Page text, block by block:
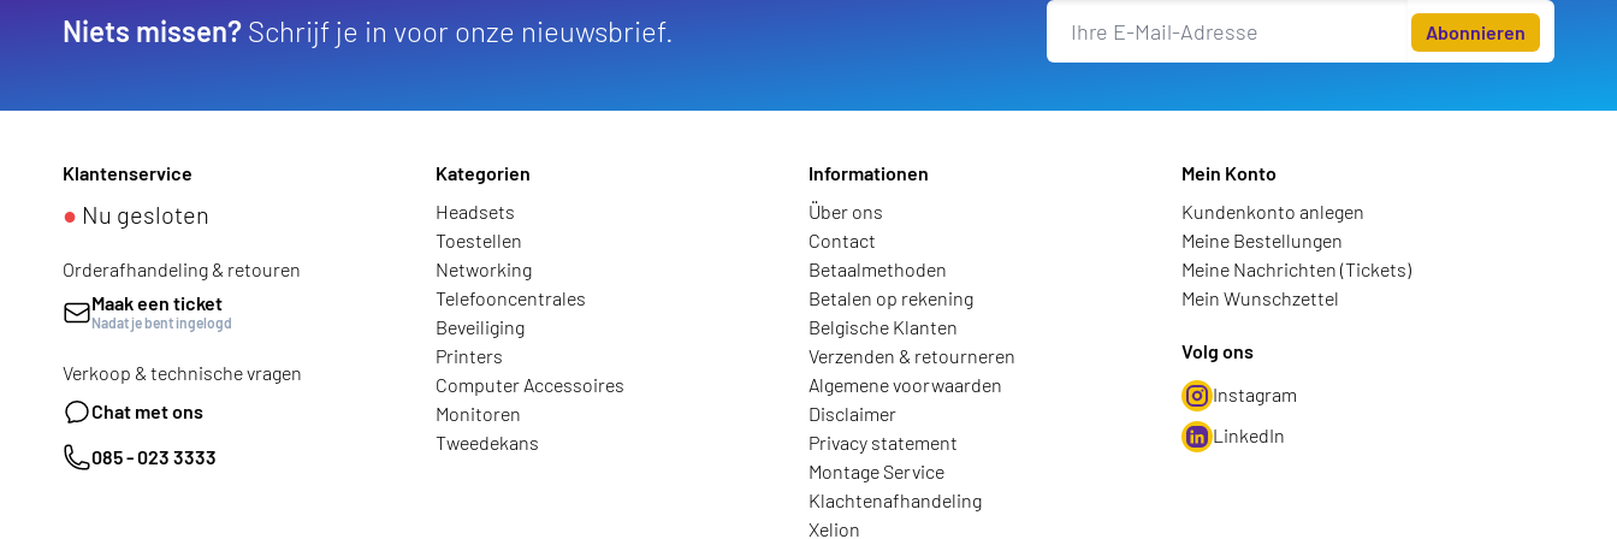
Niets missen? Schrijf je in voor onze nieuwsbrief. Abonnieren
Klantenservice
● Nu gesloten
Orderafhandeling & retouren
Maak een ticket
Nadat je bent ingelogd
Verkoop & technische vragen
Chat met ons
085 - 023 3333
Kategorien
Headsets
Toestellen
Networking
Telefooncentrales
Beveiliging
Printers
Computer Accessoires
Monitoren
Tweedekans
Informationen
Über ons
Contact
Betaalmethoden
Betalen op rekening
Belgische Klanten
Verzenden & retourneren
Algemene voorwaarden
Disclaimer
Privacy statement
Montage Service
Klachtenafhandeling
Xelion
Mein Konto
Kundenkonto anlegen
Meine Bestellungen
Meine Nachrichten (Tickets)
Mein Wunschzettel
Volg ons
Instagram
LinkedIn